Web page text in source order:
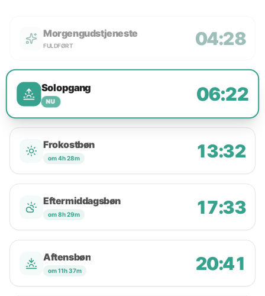
Morgengudstjeneste
FULDFØRT 04:28
Solopgang
NU 06:22
Frokostbøn
om 4h 28m 13:32
Eftermiddagsbøn
om 8h 29m 17:33
Aftensbøn
om 11h 37m 20:41